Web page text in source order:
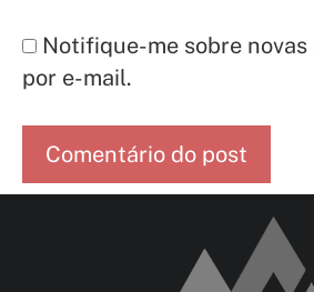
Notifique-me sobre
por e-mail.